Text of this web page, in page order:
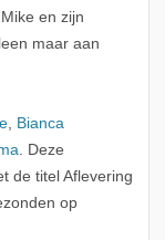
en zijn
maar aan
, Bianca
. Deze
de titel Aflevering
op